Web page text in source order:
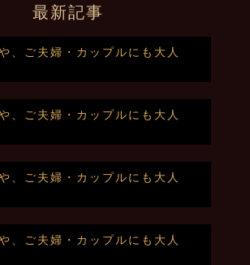
最新記事
、ご夫婦・カップルにも大人
、ご夫婦・カップルにも大人
、ご夫婦・カップルにも大人
、ご夫婦・カップルにも大人